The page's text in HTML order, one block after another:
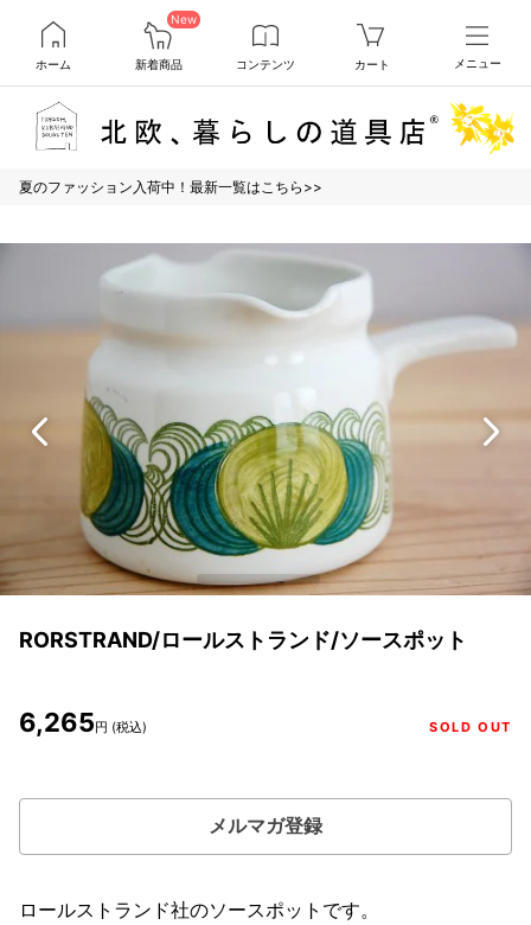
ホーム
New
新着商品 コンテンツ カート メニュー
夏のファッション入荷中！最新一覧はこちら>>
RORSTRAND/ロールストランド/ソースポット
6,265円 (税込) SOLD OUT
メルマガ登録
ロールストランド社のソースポットです。